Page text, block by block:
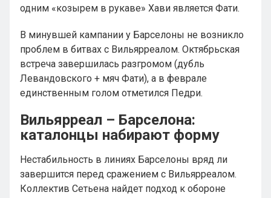
одним «козырем в рукаве» Хави является Фати.
В минувшей кампании у Барселоны не возникло
проблем в битвах с Вильярреалом. Октябрьская
встреча завершилась разгромом (дубль
Левандовского + мяч Фати), а в феврале
единственным голом отметился Педри.
Вильярреал – Барселона:
каталонцы набирают форму
Нестабильность в линиях Барселоны вряд ли
завершится перед сражением с Вильярреалом.
Коллектив Сетьена найдет подход к обороне